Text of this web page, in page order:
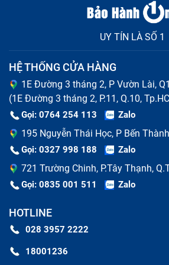
Cảm ứng bị liệt, không nhận
có thể ở vài điểm hoặc cả màn.
không có người dùng tác động.
tốc iPhone không xoay
UY TÍN LÀ SỐ 1
HỆ THỐNG CỬA HÀNG
1E Đường 3 tháng 2, P Vườn Lài,
(1E Đường 3 tháng 2, P.11, Q.10,
Gọi: 0764 254 113 Zalo
195 Nguyễn Thái Học, P Bến
Gọi: 0327 998 188 Zalo
721 Trường Chinh, P.Tây Thạnh,
Gọi: 0835 001 511 Zalo
HOTLINE
028 3957 2222
18001236